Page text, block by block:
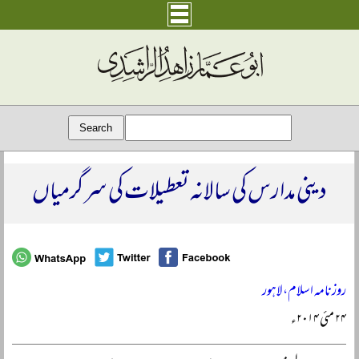
دینی مدارس کی سالانہ تعطیلات کی سرگرمیاں
روزنامہ اسلام، لاہور
۲۴ مئی ۲۰۱۴ء